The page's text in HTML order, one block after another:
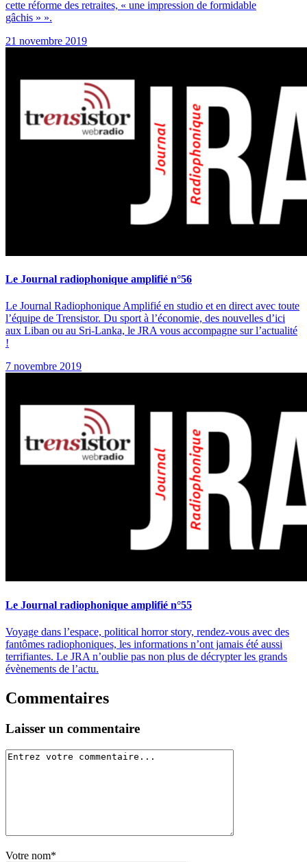
cette réforme des retraites, « une impression de formidable
gâchis » ».
21 novembre 2019
Le Journal radiophonique amplifié n°56
Le Journal Radiophonique Amplifié en studio et en direct avec toute
l’équipe de Trensistor. Du sport à l’économie, des nouvelles d’ici
aux Liban ou au Sri-Lanka, le JRA vous accompagne sur l’actualité
!
7 novembre 2019
Le Journal radiophonique amplifié n°55
Voyage dans l’espace, political horror story, rendez-vous avec des
fantômes radiophoniques, les informations n’ont jamais été aussi
terrifiantes. Le JRA n’oublie pas non plus de décrypter les grands
évènements de l’actu.
Commentaires
Laisser un commentaire
Votre nom*